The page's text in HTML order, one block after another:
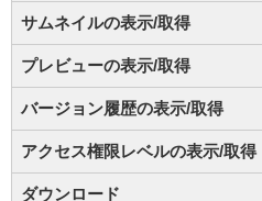
サムネイルの表示/取得
プレビューの表示/取得
バージョン履歴の表示/取得
アクセス権限レベルの表示/取得
ダウンロード